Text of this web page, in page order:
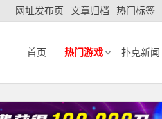
网址发布页 文章归档 热门标签
首页 热门游戏 扑克新闻